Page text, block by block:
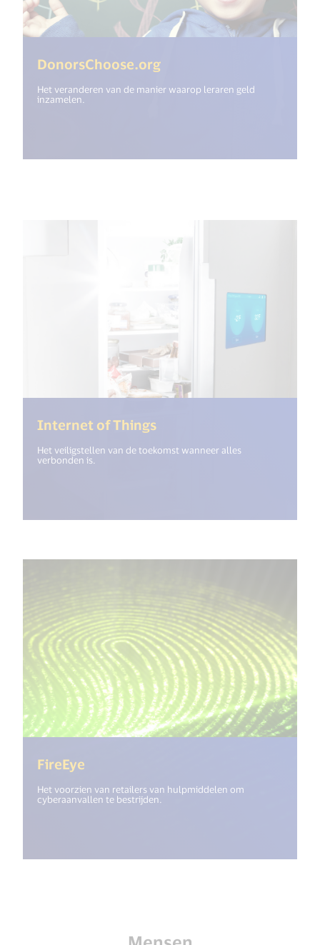
DonorsChoose.org(<%=
Het veranderen van de manier waarop leraren geld
inzamelen.
Internet of Things(<%=
Het veiligstellen van de toekomst wanneer alles
verbonden is.
FireEye
Het voorzien van retailers van hulpmiddelen om
cyberaanvallen te bestrijden.